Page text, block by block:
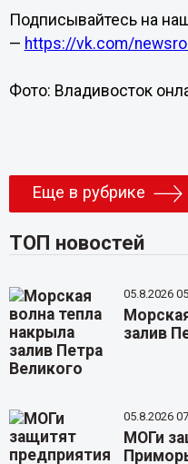
Подписывайтесь на
— https://vk.com/
Фото: Владивосток
Еще в рубрике
ТОП новостей
05.8.2026
залив
05.8.2026
МОГи